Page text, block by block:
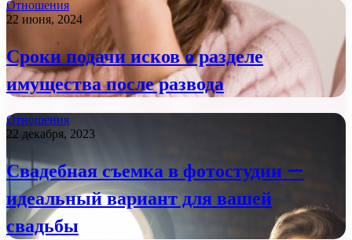
Отношения
22 июня, 2024
Сроки подачи исков о разделе
имущества после развода
Отношения
22 декабря, 2023
Свадебная съемка в фотостудии —
идеальный вариант для вашей
свадьбы